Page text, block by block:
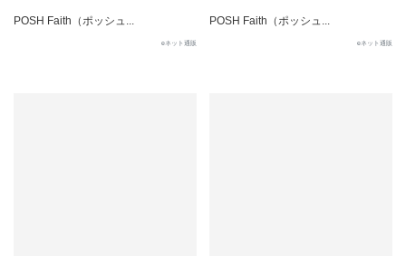
POSH Faith（ポッシュ...
eネット通販
POSH Faith（ポッシュ...
eネット通販